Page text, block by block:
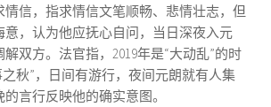
情信，指求情信文笔顺畅、悲情壮志，但
意，认为他应抚心自问，当日深夜入元
双方。法官指，2019年是“大动乱”的时
之秋”，日间有游行，夜间元朗就有人集
言行反映他的确实意图。